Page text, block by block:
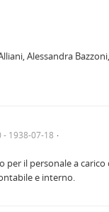
Alessandra
- 1938-07-18
il personale a carico
e interno.